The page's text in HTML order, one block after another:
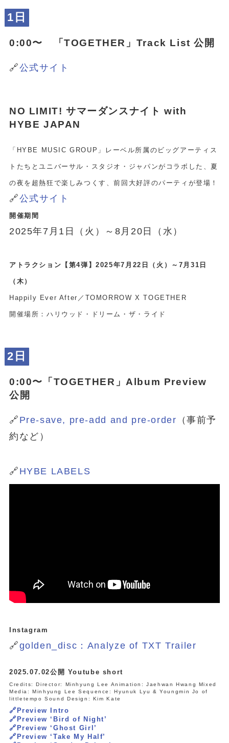
1日
0:00〜 「TOGETHER 」Track List 公開
🔗公式サイト
NO LIMIT! サマーダンスナイト with
HYBE JAPAN
「HYBE MUSIC GROUP」レーベル所属のビッグアーティス
トたちとユニバーサル・スタジオ・ジャパンがコラボした、夏
の夜を超熱狂で楽しみつくす、前回大好評のパーティが登場！
🔗公式サイト
開催期間
2025年7月1日（火）～8月20日（水）
アトラクション 【第4弾】2025年7月22日（火）～7月31日
（木）
Happily Ever After／TOMORROW X TOGETHER
開催場所：ハリウッド・ドリーム・ザ・ライド
2日
0:00〜「 TOGETHER 」Album Preview
公開
🔗 Pre-save, pre-add and pre-order （事前予
約など）
🔗 HYBE LABELS
Instagram
🔗golden_disc：Analyze of TXT Trailer
2025.07.02公開 Youtube short
Credits: Director: Minhyung Lee Animation: Jaehwan Hwang Mixed
Media: Minhyung Lee Sequence: Hyunuk Lyu & Youngmin Jo of
littletempo Sound Design: Kim Kate
🔗Preview Intro
🔗Preview ‘Bird of Night’
🔗Preview ‘Ghost Girl’
🔗Preview ‘Take My Half’